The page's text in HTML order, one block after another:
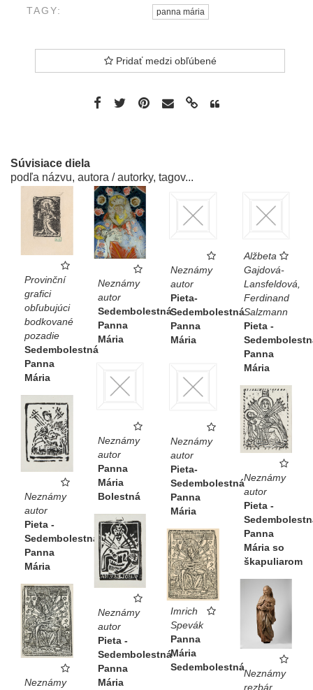
TAGY: panna mária
Pridať medzi obľúbené
Súvisiace diela
podľa názvu, autora / autorky, tagov...
Provinční
grafici
obľubujúci
bodkované
pozadie
Sedembolestná
Panna
Mária
Neznámy
autor
Sedembolestná
Panna
Mária
Neznámy
autor
Pieta-
Sedembolestná
Panna
Mária
Alžbeta
Gajdová-
Lansfeldová,
Ferdinand
Salzmann
Pieta -
Panna
Mária
Neznámy
autor
Panna
Mária
Bolestná
Neznámy
autor
Pieta-
Sedembolestná
Panna
Mária
Neznámy
autor
Pieta -
Panna
Mária so
škapuliarom
Neznámy
autor
Pieta -
Sedembolestná
Panna
Mária
Neznámy
autor
Pieta -
Sedembolestná
Panna
Mária
Imrich
Spevák
Panna
Mária
Sedembolestná
Neznámy
rezbár
Neznámy